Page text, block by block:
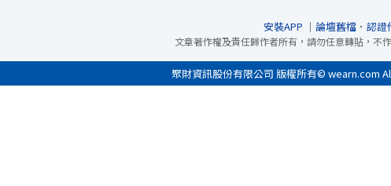
安裝APP ｜ 論壇舊檔． 認證
文章著作權及責任歸作者所有，請勿任意轉貼，不
聚財資訊股份有限公司 版權所有© wearn.com